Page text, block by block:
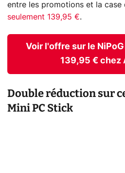
entre les promotions et la case
seulement 139,95 €.
Voir l'offre sur le
139,95 € chez
Double réduction sur
Mini PC Stick